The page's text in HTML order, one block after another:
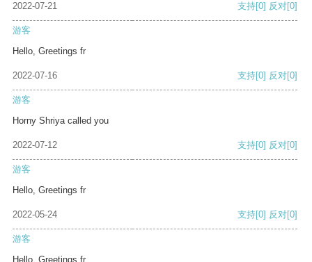
2022-07-21 支持[0] 反对[0]
游客
Hello, Greetings fr
2022-07-16 支持[0] 反对[0]
游客
Horny Shriya called you
2022-07-12 支持[0] 反对[0]
游客
Hello, Greetings fr
2022-05-24 支持[0] 反对[0]
游客
Hello, Greetings fr